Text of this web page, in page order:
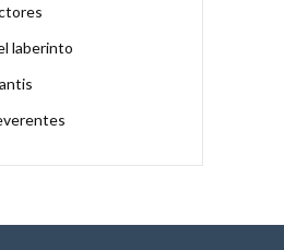
laberinto